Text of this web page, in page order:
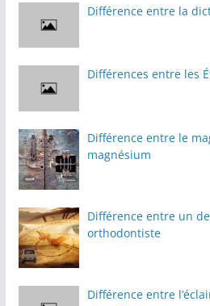
Différence entre la
Différences entre les
Différence entre le
magnésium
Différence entre un
orthodontiste
Différence entre